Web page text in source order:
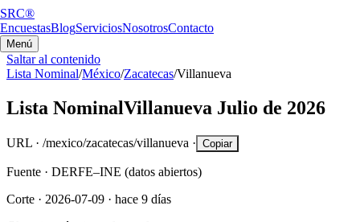
SRC®
EncuestasBlogServiciosNosotrosContacto
Menú
Saltar al contenido
Lista Nominal/México/Zacatecas/Villanueva
Lista NominalVillanueva Julio de 2026
URL · /mexico/zacatecas/villanueva · Copiar
Fuente · DERFE–INE (datos abiertos)
Corte · 2026-07-09 · hace 9 días